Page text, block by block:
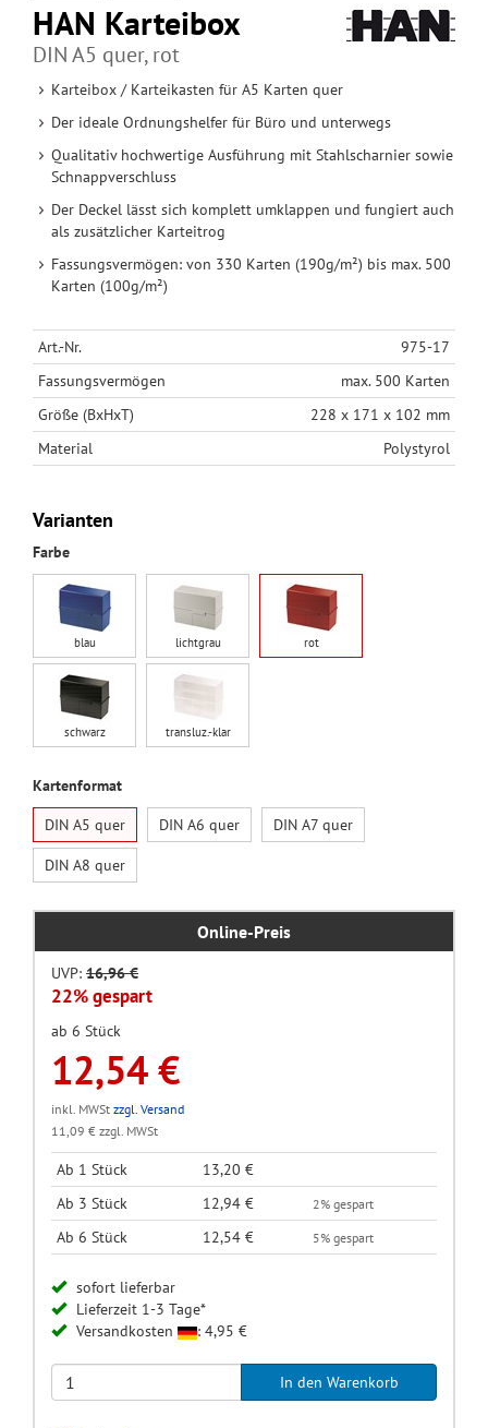
HAN Karteibox
DIN A5 quer, rot
Karteibox / Karteikasten für A5 Karten quer
Der ideale Ordnungshelfer für Büro und unterwegs
Qualitativ hochwertige Ausführung mit Stahlscharnier sowie
Schnappverschluss
Der Deckel lässt sich komplett umklappen und fungiert auch
als zusätzlicher Karteitrog
Fassungsvermögen: von 330 Karten (190g/m²) bis max. 500
Karten (100g/m²)
Art.-Nr.
975-17
Fassungsvermögen
max. 500 Karten
Größe (BxHxT)
228 x 171 x 102 mm
Material
Polystyrol
Varianten
Farbe
blau lichtgrau rot
schwarz transluz.-klar
Kartenformat
DIN A5 quer
DIN A6 quer DIN A7 quer
DIN A8 quer
Online-Preis
UVP: 16,96 €
22% gespart
ab 6 Stück
12,54 €
inkl. MWSt zzgl. Versand
11,09 € zzgl. MWSt
Ab 1 Stück
13,20 €
Ab 3 Stück
12,94 € 2% gespart
Ab 6 Stück 12,54 € 5% gespart
sofort lieferbar
Lieferzeit 1-3 Tage*
Versandkosten
: 4,95 €